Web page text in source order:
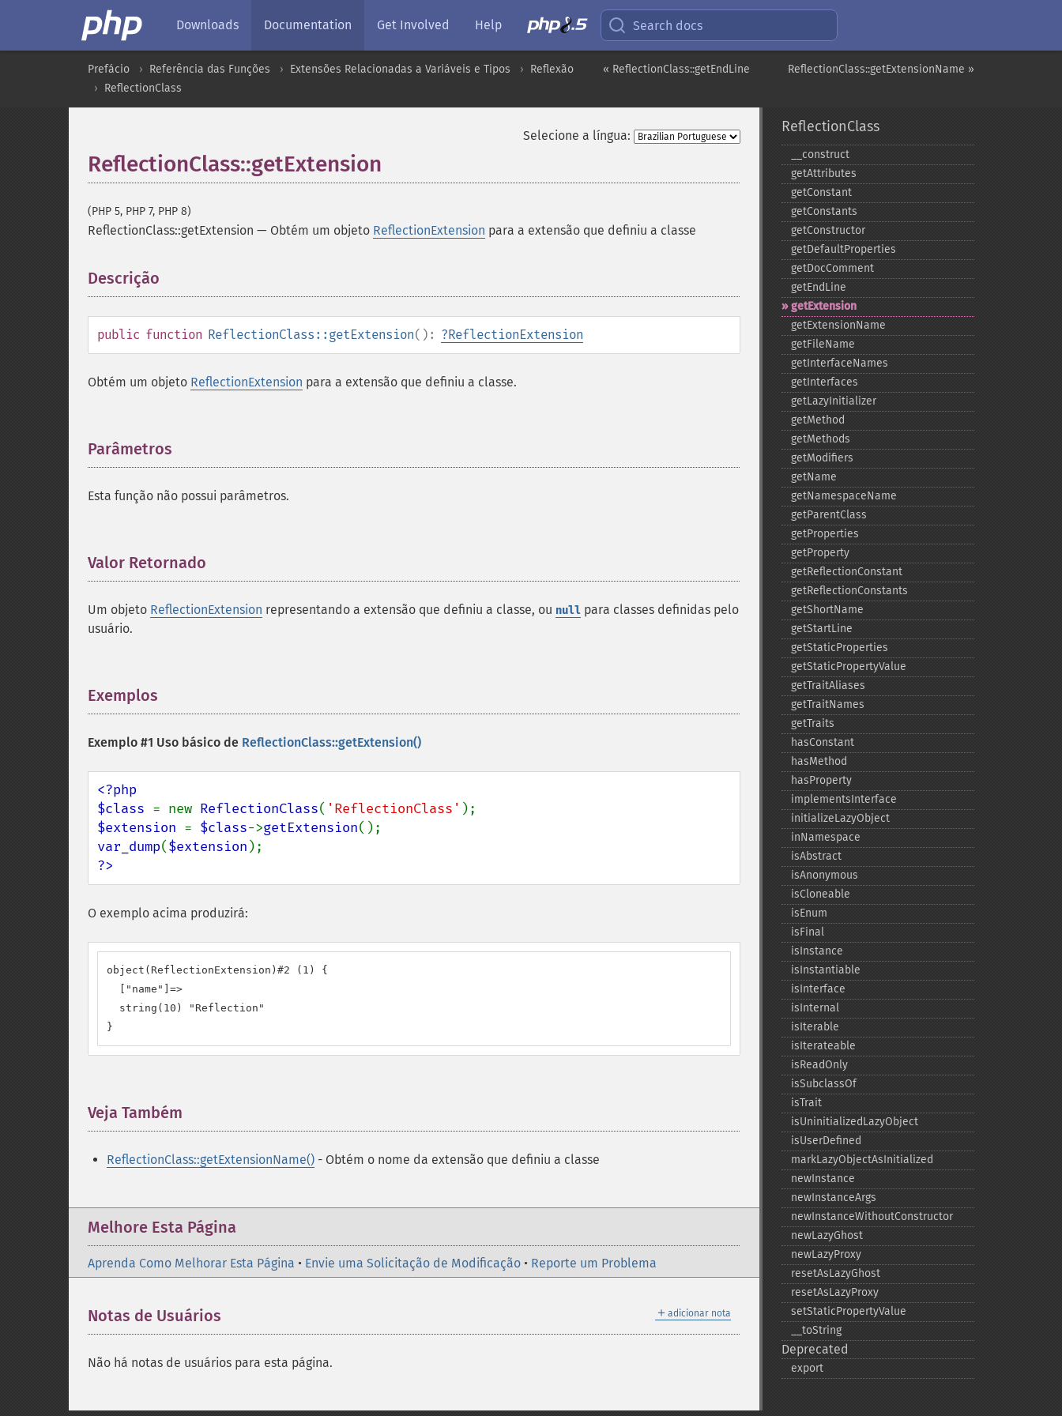
Downloads Documentation Get Involved Help Search docs
ReflectionClass::getExtensionName »
« ReflectionClass::getEndLine
Prefácio Referência das Funções Extensões Relacionadas a Variáveis e Tipos
Reflexão
ReflectionClass
Selecione a língua:
ReflectionClass::getExtension
(PHP 5, PHP 7, PHP 8)
ReflectionClass::getExtension — Obtém um objeto ReflectionExtension para a extensão que definiu a classe
Descrição
public function ReflectionClass::getExtension(): ?ReflectionExtension
Obtém um objeto ReflectionExtension para a extensão que definiu a classe.
Parâmetros
Esta função não possui parâmetros.
Valor Retornado
Um objeto ReflectionExtension representando a extensão que definiu a classe, ou null para classes definidas pelo
usuário.
Exemplos
Exemplo #1 Uso básico de ReflectionClass::getExtension()
<?php
$class = new ReflectionClass( 'ReflectionClass'
$extension = $class->getExtension
var_dump($extension
?>
O exemplo acima produzirá:
object(ReflectionExtension)#2 (1) {
  ["name"]=>
  string(10) "Reflection"
}
Veja Também
ReflectionClass::getExtensionName() - Obtém o nome da extensão que definiu a classe
Melhore Esta Página
Aprenda Como Melhorar Esta Página • Envie uma Solicitação de Modificação • Reporte um Problema
＋ adicionar nota
Notas de Usuários
Não há notas de usuários para esta página.
ReflectionClass
_​_​construct
getAttributes
getConstant
getConstants
getConstructor
getDefaultProperties
getDocComment
getEndLine
getExtension
getExtensionName
getFileName
getInterfaceNames
getInterfaces
getLazyInitializer
getMethod
getMethods
getModifiers
getName
getNamespaceName
getParentClass
getProperties
getProperty
getReflectionConstant
getReflectionConstants
getShortName
getStartLine
getStaticProperties
getStaticPropertyValue
getTraitAliases
getTraitNames
getTraits
hasConstant
hasMethod
hasProperty
implementsInterface
initializeLazyObject
inNamespace
isAbstract
isAnonymous
isCloneable
isEnum
isFinal
isInstance
isInstantiable
isInterface
isInternal
isIterable
isIterateable
isReadOnly
isSubclassOf
isTrait
isUninitializedLazyObject
isUserDefined
markLazyObjectAsInitialized
newInstance
newInstanceArgs
newInstanceWithoutConstructor
newLazyGhost
newLazyProxy
resetAsLazyGhost
resetAsLazyProxy
setStaticPropertyValue
_​_​toString
Deprecated
export